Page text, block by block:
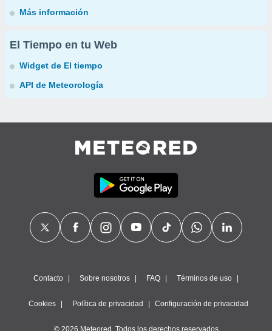
Más información
El Tiempo en tu Web
Widget de El tiempo
API de Meteorología
Contacto Sobre nosotros FAQ Términos de uso
Cookies Política de privacidad Configuración de privacidad
© 2026 Meteored. Todos los derechos reservados